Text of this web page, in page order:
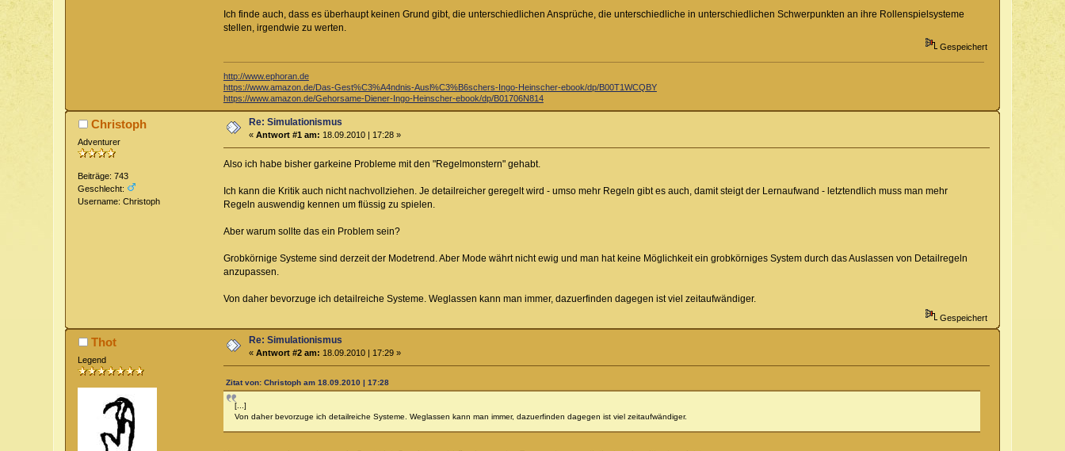
Ich finde auch, dass es überhaupt keinen Grund gibt, die unterschiedlichen Ansprüche, die unterschiedliche in unterschiedlichen Schwerpunkten an ihre Rollenspielsysteme
stellen, irgendwie zu werten.
Gespeichert
http://www.ephoran.de
https://www.amazon.de/Das-Gest%C3%A4ndnis-Ausl%C3%B6schers-Ingo-Heinscher-ebook/dp/B00T1WCQBY
https://www.amazon.de/Gehorsame-Diener-Ingo-Heinscher-ebook/dp/B01706N814
Christoph
Adventurer
Beiträge: 743
Geschlecht:
Username: Christoph
Re: Simulationismus
«Antwort #1 am: 18.09.2010 | 17:28 »
Also ich habe bisher garkeine Probleme mit den "Regelmonstern" gehabt.
Ich kann die Kritik auch nicht nachvollziehen. Je detailreicher geregelt wird - umso mehr Regeln gibt es auch, damit steigt der Lernaufwand - letztendlich muss man mehr
Regeln auswendig kennen um flüssig zu spielen.
Aber warum sollte das ein Problem sein?
Grobkörnige Systeme sind derzeit der Modetrend. Aber Mode währt nicht ewig und man hat keine Möglichkeit ein grobkörniges System durch das Auslassen von Detailregeln
anzupassen.
Von daher bevorzuge ich detailreiche Systeme. Weglassen kann man immer, dazuerfinden dagegen ist viel zeitaufwändiger.
Gespeichert
Thot
Legend
Re: Simulationismus
«Antwort #2 am: 18.09.2010 | 17:29 »
Zitat von: Christoph am 18.09.2010 | 17:28
[...]
Von daher bevorzuge ich detailreiche Systeme. Weglassen kann man immer, dazuerfinden dagegen ist viel zeitaufwändiger.